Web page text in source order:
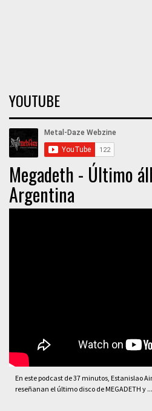
YOUTUBE
Megadeth - Último
Argentina
En este podcast de 37 minutos, Estanislao
reseñanan el último disco de MEGADETH y ...